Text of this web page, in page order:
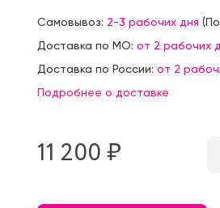
Самовывоз: 2-3 рабочих дня (
Доставка по МО: от 2 рабочих
Доставка по России: от 2
Подробнее о доставке
11 200 ₷